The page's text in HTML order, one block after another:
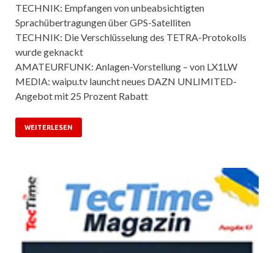
TECHNIK: Empfangen von unbeabsichtigten
Sprachübertragungen über GPS-Satelliten
TECHNIK: Die Verschlüsselung des TETRA-Protokolls
wurde geknackt
AMATEURFUNK: Anlagen-Vorstellung – von LX1LW
MEDIA: waipu.tv launcht neues DAZN UNLIMITED-
Angebot mit 25 Prozent Rabatt
WEITERLESEN